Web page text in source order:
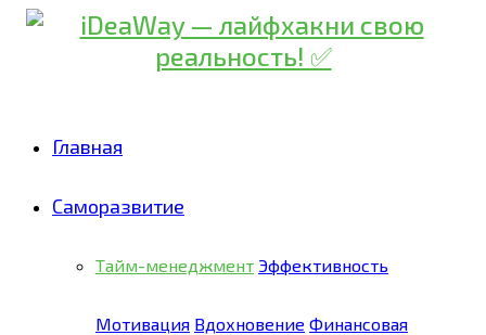
Главная
Саморазвитие
Тайм-менеджмент Эффективность
Мотивация Вдохновение Финансовая